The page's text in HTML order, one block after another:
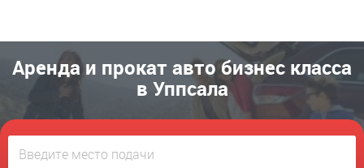
Аренда и прокат авто бизнес класса
в Уппсала